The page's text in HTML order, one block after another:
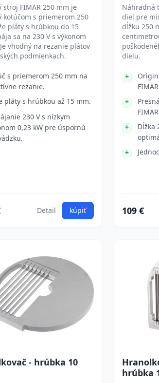
stroj FIMAR 250 mm je
kotúčom s priemerom 250
pláty s hrúbkou do 15
sa na 230 V s výkonom
vhodný na rezanie plátov
podmienkach.
s priemerom 250 mm na
rezanie.
pláty s hrúbkou až 15 mm.
230 V s nízkym
0,23 kW pre úspornú
Detail kúpiť
Náhradná
diel pre
dĺžku 250
dielu.
FIMAR
Dĺžka
109 €
- hrúbka 10
hrúbka